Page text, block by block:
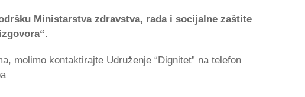
Ministarstva zdravstva, rada i socijalne zaštite
molimo kontaktirajte Udruženje “Dignitet” na telefon